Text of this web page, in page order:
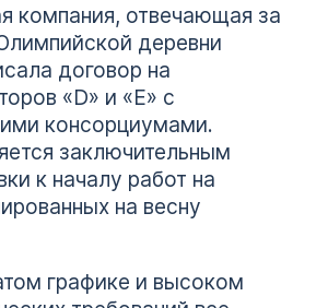
компания, отвечающая за
деревни
договор на
«D» и «E» с
консорциумами.
заключительным
к началу работ на
на весну
графике и высоком